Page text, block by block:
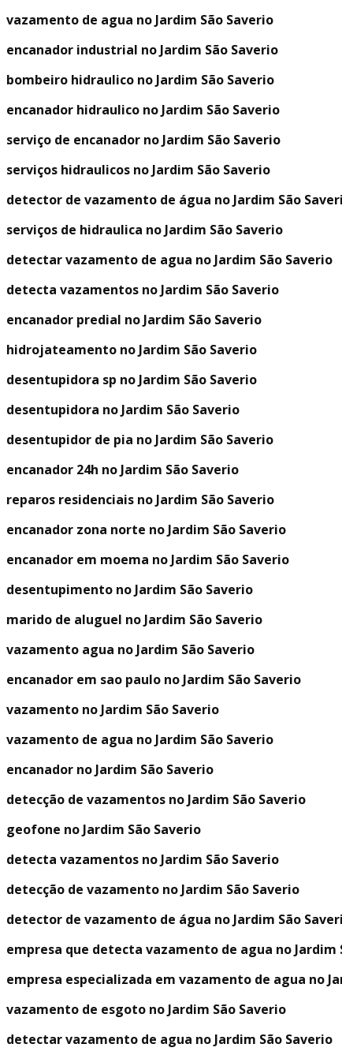
vazamento de agua no Jardim São Saverio
encanador industrial no Jardim São Saverio
bombeiro hidraulico no Jardim São Saverio
encanador hidraulico no Jardim São Saverio
serviço de encanador no Jardim São Saverio
serviços hidraulicos no Jardim São Saverio
detector de vazamento de água no Jardim São
serviços de hidraulica no Jardim São Saverio
detectar vazamento de agua no Jardim São Saverio
detecta vazamentos no Jardim São Saverio
encanador predial no Jardim São Saverio
hidrojateamento no Jardim São Saverio
desentupidora sp no Jardim São Saverio
desentupidora no Jardim São Saverio
desentupidor de pia no Jardim São Saverio
encanador 24h no Jardim São Saverio
reparos residenciais no Jardim São Saverio
encanador zona norte no Jardim São Saverio
encanador em moema no Jardim São Saverio
desentupimento no Jardim São Saverio
marido de aluguel no Jardim São Saverio
vazamento agua no Jardim São Saverio
encanador em sao paulo no Jardim São Saverio
vazamento no Jardim São Saverio
vazamento de agua no Jardim São Saverio
encanador no Jardim São Saverio
detecção de vazamentos no Jardim São Saverio
geofone no Jardim São Saverio
detecta vazamentos no Jardim São Saverio
detecção de vazamento no Jardim São Saverio
detector de vazamento de água no Jardim São
empresa que detecta vazamento de agua no Jardim
empresa especializada em vazamento de agua no
vazamento de esgoto no Jardim São Saverio
detectar vazamento de agua no Jardim São Saverio